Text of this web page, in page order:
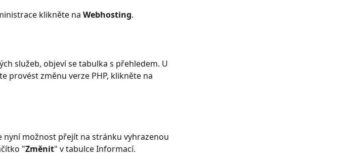
klikněte na Webhosting.
služeb, objeví se tabulka s přehledem. U
provést změnu verze PHP, klikněte na
nyní možnost přejít na stránku vyhrazenou
"Změnit" v tabulce Informací.